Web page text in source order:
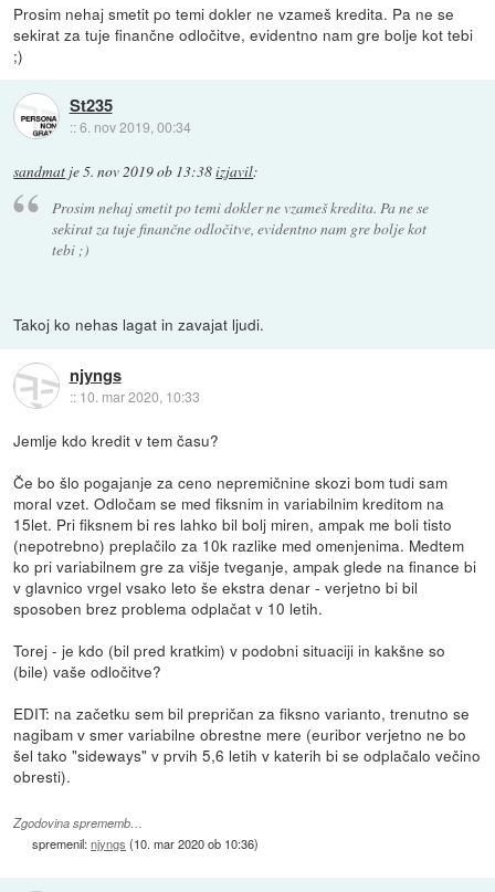
Prosim nehaj smetit po temi dokler ne vzameš kredita. Pa ne se
sekirat za tuje finančne odločitve, evidentno nam gre bolje kot tebi
;)
St235
::6. nov 2019, 00:34
sandmat je5. nov 2019 ob 13:38izjavil:
Prosim nehaj smetit po temi dokler ne vzameš kredita. Pa ne se
sekirat za tuje finančne odločitve, evidentno nam gre bolje kot
tebi ;)
Takoj ko nehas lagat in zavajat ljudi.
njyngs
:: 10. mar 2020, 10:33
Jemlje kdo kredit v tem času?
Če bo šlo pogajanje za ceno nepremičnine skozi bom tudi sam
moral vzet. Odločam se med fiksnim in variabilnim kreditom na
15let. Pri fiksnem bi res lahko bil bolj miren, ampak me boli tisto
(nepotrebno) preplačilo za 10k razlike med omenjenima. Medtem
ko pri variabilnem gre za višje tveganje, ampak glede na finance bi
v glavnico vrgel vsako leto še ekstra denar - verjetno bi bil
sposoben brez problema odplačat v 10 letih.
Torej - je kdo (bil pred kratkim) v podobni situaciji in kakšne so
(bile) vaše odločitve?
EDIT: na začetku sem bil prepričan za fiksno varianto, trenutno se
nagibam v smer variabilne obrestne mere (euribor verjetno ne bo
šel tako "sideways" v prvih 5,6 letih v katerih bi se odplačalo večino
obresti).
Zgodovina sprememb…
spremenil:njyngs (10. mar 2020 ob 10:36)